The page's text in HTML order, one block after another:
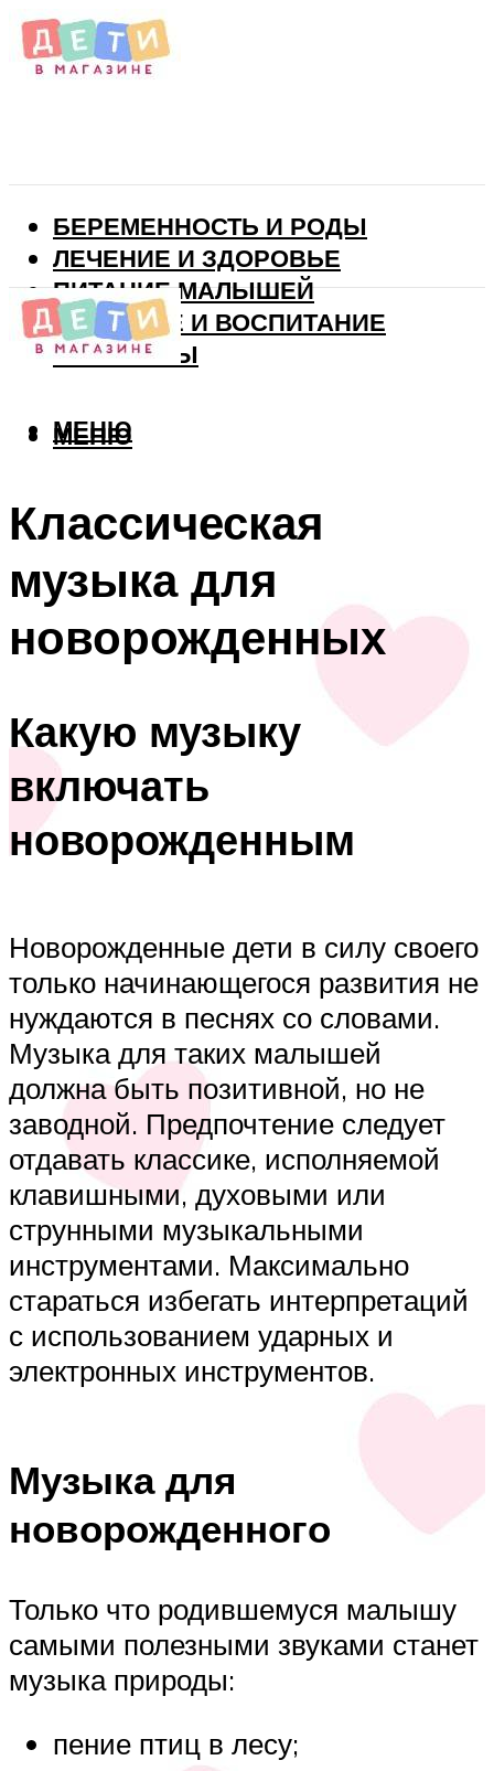
БЕРЕМЕННОСТЬ И РОДЫ
ЛЕЧЕНИЕ И ЗДОРОВЬЕ
ПИТАНИЕ МАЛЫШЕЙ
РАЗВИТИЕ И ВОСПИТАНИЕ
ВИТАМИНЫ
МЕНЮ
МЕНЮ
Классическая
музыка для
новорожденных
Какую музыку
включать
новорожденным
Новорожденные дети в силу своего
только начинающегося развития не
нуждаются в песнях со словами.
Музыка для таких малышей
должна быть позитивной, но не
заводной. Предпочтение следует
отдавать классике, исполняемой
клавишными, духовыми или
струнными музыкальными
инструментами. Максимально
стараться избегать интерпретаций
с использованием ударных и
электронных инструментов.
Музыка для
новорожденного
Только что родившемуся малышу
самыми полезными звуками станет
музыка природы:
пение птиц в лесу;